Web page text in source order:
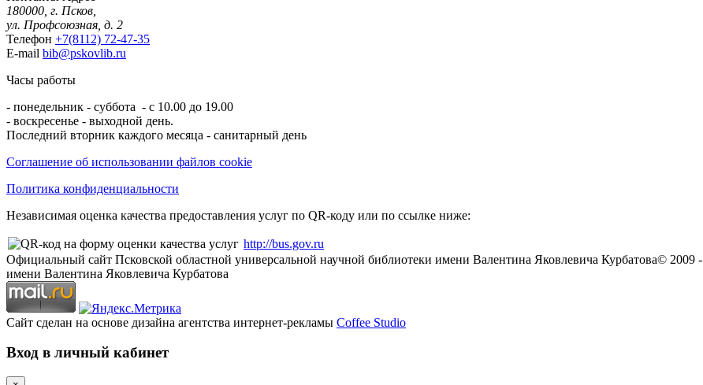
180000, г. Псков,
ул. Профсоюзная, д. 2
Телефон +7(8112) 72-47-35
E-mail bib@pskovlib.ru
Часы работы
- понедельник - суббота - с 10.00 до 19.00
- воскресенье - выходной день.
Последний вторник каждого месяца - санитарный день
Соглашение об использовании файлов cookie
Политика конфиденциальности
Независимая оценка качества предоставления услуг по QR-коду или по ссылке ниже:
http://bus.gov.ru
Официальный сайт Псковской областной универсальной научной библиотеки имени Валентина Яковлевича Курбатова© 2009 -
имени Валентина Яковлевича Курбатова
Сайт сделан на основе дизайна агентства интернет-рекламы Coffee Studio
Вход в личный кабинет